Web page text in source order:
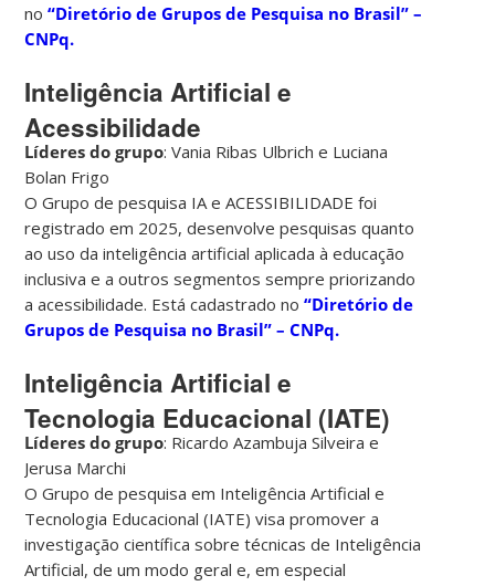
no“Diretório de Grupos de Pesquisa no Brasil” –
CNPq.
Inteligência Artificial e
Acessibilidade
Líderes do grupo: Vania Ribas Ulbrich e Luciana
Bolan Frigo
O Grupo de pesquisa IA e ACESSIBILIDADE foi
registrado em 2025, desenvolve pesquisas quanto
ao uso da inteligência artificial aplicada à educação
inclusiva e a outros segmentos sempre priorizando
a acessibilidade. Está cadastrado no“Diretório de
Grupos de Pesquisa no Brasil” – CNPq.
Inteligência Artificial e
Tecnologia Educacional (IATE)
Líderes do grupo: Ricardo Azambuja Silveira e
Jerusa Marchi
O Grupo de pesquisa em Inteligência Artificial e
Tecnologia Educacional (IATE) visa promover a
investigação científica sobre técnicas de Inteligência
Artificial, de um modo geral e, em especial